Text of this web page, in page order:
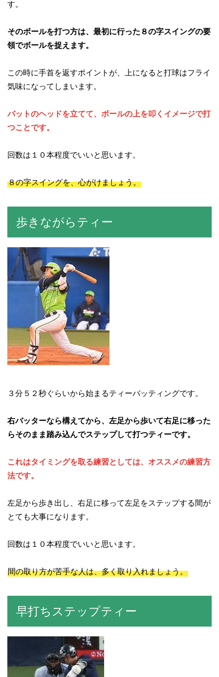
す。
そのボールを打つ方は、最初に行った８の字スイングの要
領でボールを捉えます。
この時に手首を返すポイントが、上になると打球はフライ
気味になってしまいます。
バットのヘッドを立てて、ボールの上を叩くイメージで打
つことです。
回数は１０本程度でいいと思います。
８の字スイングを、心がけましょう。
歩きながらティー
３分５２秒ぐらいから始まるティーバッティングです。
右バッターなら構えてから、左足から歩いて右足に移った
らそのまま踏み込んでステップして打つティーです。
これはタイミングを取る練習としては、オススメの練習方
法です。
左足から歩き出し、右足に移って左足をステップする間が
とても大事になります。
回数は１０本程度でいいと思います。
間の取り方が苦手な人は、多く取り入れましょう。
早打ちステップティー